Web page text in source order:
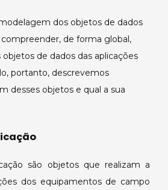
dos objetos de dados
de forma global,
de dados das aplicações
portanto, descrevemos
desses objetos e qual a sua
são objetos que realizam a
dos equipamentos de campo